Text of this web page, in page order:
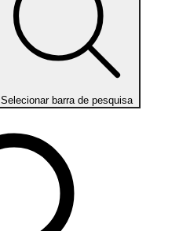
Selecionar barra de pesquisa